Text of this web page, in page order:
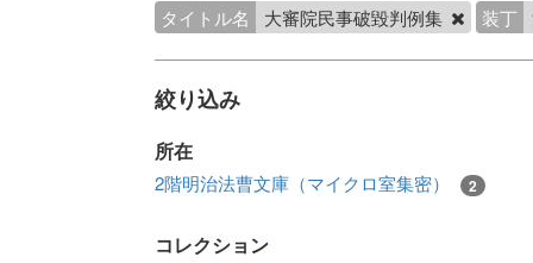
タイトル名 大審院民事破毀判例集 装丁
絞り込み
所在
2階明治法曹文庫（マイクロ室集密） 2
コレクション